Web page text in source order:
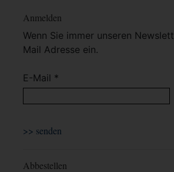
Anmelden
Wenn Sie immer unseren
Mail Adresse ein.
E-Mail *
Abbestellen